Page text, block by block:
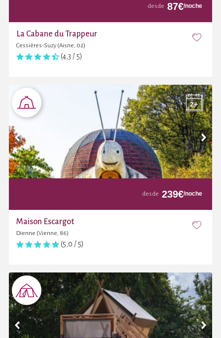
desde 87€/noche
La Cabane du Trappeur
Cessières-Suzy (Aisne, 02)
(4,3 / 5)
desde 239€/noche
Maison Escargot
Dienne (Vienne, 86)
(5,0 / 5)